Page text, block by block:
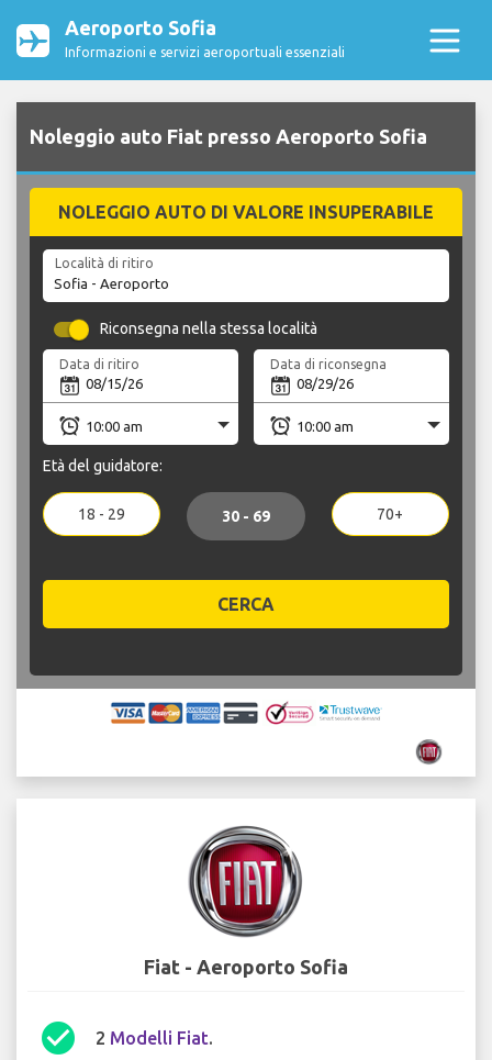
Aeroporto Sofia
Informazioni e servizi aeroportuali essenziali
Noleggio auto Fiat presso Aeroporto Sofia
NOLEGGIO AUTO DI VALORE INSUPERABILE
Località di ritiro
Riconsegna nella stessa località
Data di ritiro Data di riconsegna
Età del guidatore:
18 - 29 30 - 69 70+
CERCA
Fiat - Aeroporto Sofia
check_circle 2 Modelli Fiat.